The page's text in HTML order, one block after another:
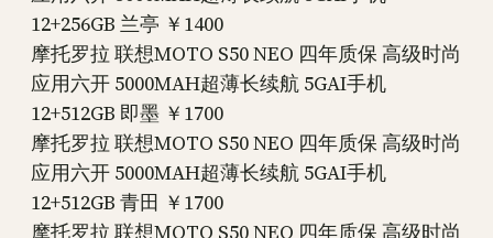
12+256GB 兰亭 ￥1400
摩托罗拉 联想MOTO S50 NEO 四年质保 高级时尚
应用六开 5000MAH超薄长续航 5GAI手机
12+512GB 即墨 ￥1700
摩托罗拉 联想MOTO S50 NEO 四年质保 高级时尚
应用六开 5000MAH超薄长续航 5GAI手机
12+512GB 青田 ￥1700
摩托罗拉 联想MOTO S50 NEO 四年质保 高级时尚